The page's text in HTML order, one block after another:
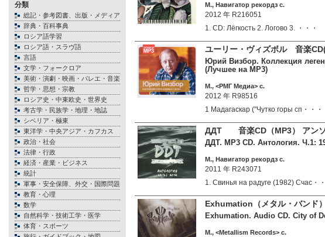
分類
総記・参考図書、出版・メディア
辞典・百科事典
ロシア語学習
ロシア語・スラヴ語
言語
文学・フォークロア
美術・演劇・映画・バレエ・音楽
哲学・思想・宗教
ロシア史・中東欧史・世界史
考古学・民族学・地理・地誌
シベリア・極東
東洋学・中央アジア・カフカス
政治・社会
法律・行政
経済・産業・ビジネス
統計
軍事・安全保障、外交・国際問題
教育・心理
数学
自然科学・技術工学・医学
体育・スポーツ
М., Навигатор рекордз c.
2012 年 R216051
1. CD: Лёгкость 2. Логово 3. ・・・
ユーリー・ヴィズボル 音楽
Юрий Визбор. Коллекция
(Лучшее на MP3)
М., <РМГ Медиа> c.
2012 年 R98516
1 Мадагаскар ("Чутко горы сп・・・
ДДТ 音楽CD（MP3） アンソ
ДДТ. MP3 CD. Антология. Ч.1:
М., Навигатор рекордз c.
2011 年 R243071
1. Свинья на радуге (1982) Счас・・
Exhumation（メタル・バン
Exhumation. Audio CD. City of
М., <Metallism Records> c.